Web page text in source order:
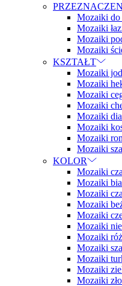
Mozaiki do
Mozaiki
Mozaiki
Mozaiki
KSZTAŁT
Mozaiki
Mozaiki
Mozaiki
Mozaiki
Mozaiki
Mozaiki
Mozaiki
Mozaiki
KOLOR
Mozaiki
Mozaiki
Mozaiki
Mozaiki
Mozaiki
Mozaiki
Mozaiki
Mozaiki
Mozaiki
Mozaiki
Mozaiki